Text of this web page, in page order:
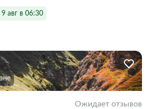
9 авг в 06:30
Ожидает отзывов